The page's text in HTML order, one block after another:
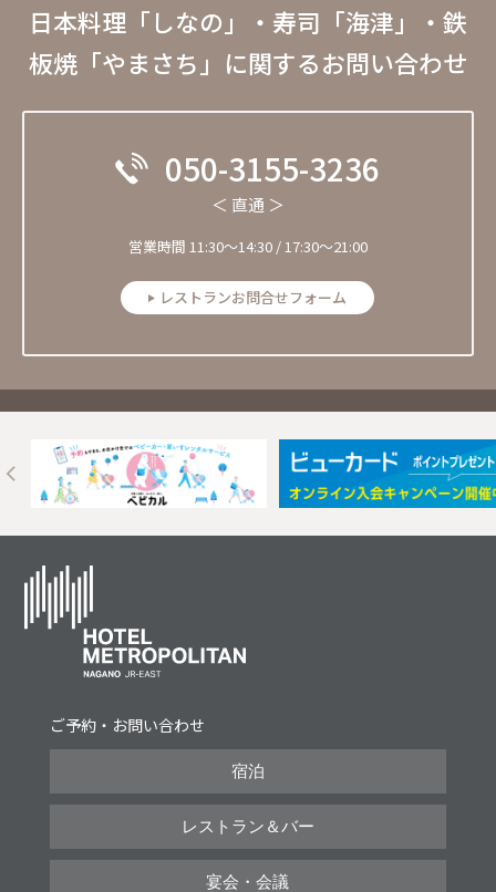
日本料理「しなの」・寿司「海津」・鉄
板焼「やまさち」に関するお問い合わせ
050-3155-3236
＜ 直通 ＞
営業時間 11:30〜14:30 / 17:30～21:00
レストランお問合せフォーム
ご予約・お問い合わせ
宿泊
レストラン＆バー
宴会・会議